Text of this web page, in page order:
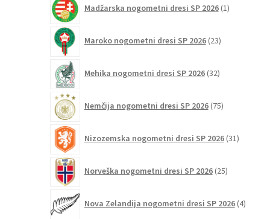
Madžarska nogometni dresi SP 2026 1izdelek
Maroko nogometni dresi SP 2026 23izdelkov
Mehika nogometni dresi SP 2026 32izdelkov
Nemčija nogometni dresi SP 2026 75izdelkov
Nizozemska nogometni dresi SP 2026 31izdelkov
Norveška nogometni dresi SP 2026 25izdelkov
Nova Zelandija nogometni dresi SP 2026 4izdelki